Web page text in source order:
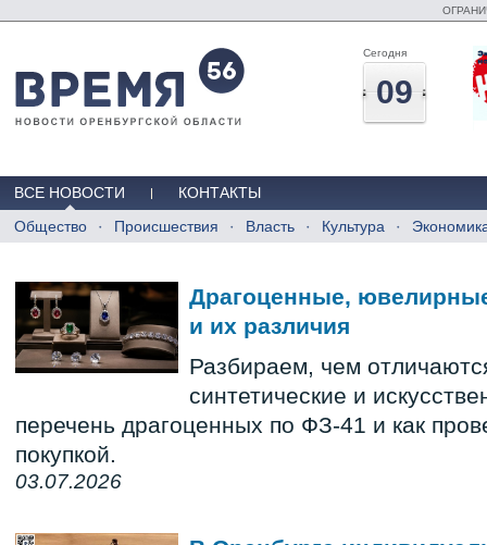
Сегодня
09
ВСЕ НОВОСТИ
КОНТАКТЫ
Общество
Происшествия Власть Культура
Драгоценные,
и их различия
Разбираем, чем
синтетические и
перечень драгоценных по ФЗ-41 и как
покупкой.
03.07.2026